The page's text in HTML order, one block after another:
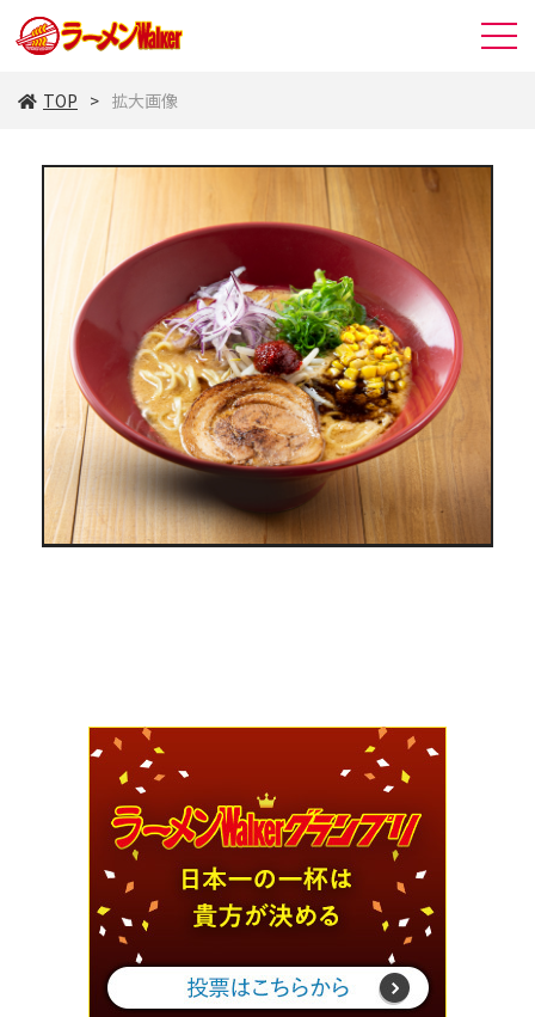
TOP 拡大画像